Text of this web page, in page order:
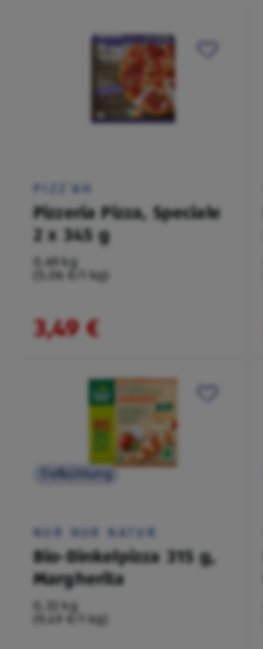
PIZZ‘AH
Pizzeria Pizza, Speciale
2 x 345 g
0,69 kg
(5,06 €/1 kg)
3,49 €
Tiefkühlung
NUR NUR NATUR
Bio-Dinkelpizza 315 g,
Margherita
0,32 kg
(9,49 €/1 kg)